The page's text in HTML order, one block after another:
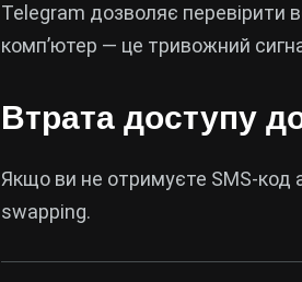
Telegram дозволяє перевірити
комп’ютер — це тривожний
Втрата доступу
Якщо ви не отримуєте SMS-
swapping.